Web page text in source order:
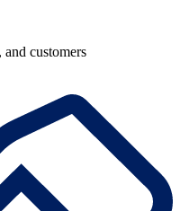
customers